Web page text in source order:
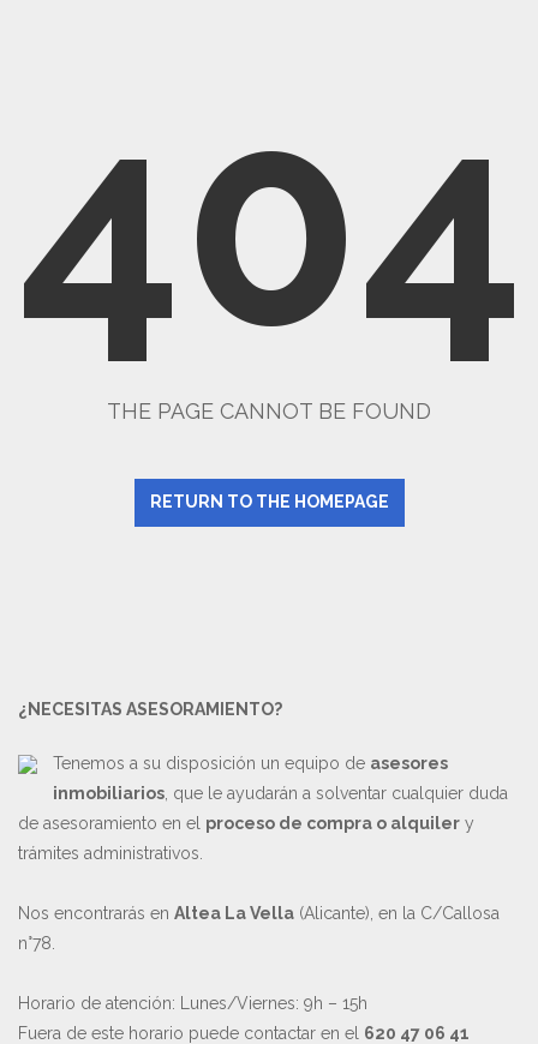
404
THE PAGE CANNOT BE FOUND
RETURN TO THE HOMEPAGE
¿NECESITAS ASESORAMIENTO?
Tenemos a su disposición un equipo de asesores
inmobiliarios, que le ayudarán a solventar cualquier duda
de asesoramiento en el proceso de compra o alquiler y
trámites administrativos.
Nos encontrarás en Altea La Vella (Alicante), en la C/Callosa
n°78.
Horario de atención: Lunes/Viernes: 9h – 15h
Fuera de este horario puede contactar en el 620 47 06 41